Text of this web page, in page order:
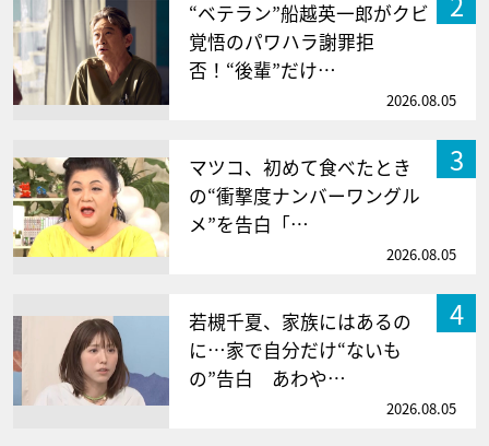
“ベテラン”船越英一郎がクビ
覚悟のパワハラ謝罪拒
否！“後輩”だけ…
2026.08.05
3
マツコ、初めて食べたとき
の“衝撃度ナンバーワングル
メ”を告白「…
2026.08.05
4
若槻千夏、家族にはあるの
に…家で自分だけ“ないも
の”告白 あわや…
2026.08.05